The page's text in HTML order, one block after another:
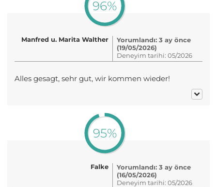
96%
Manfred u. Marita Walther
Yorumlandı: 3 ay önce
(19/05/2026)
Deneyim tarihi: 05/2026
Alles gesagt, sehr gut, wir kommen wieder!
95%
Falke
Yorumlandı: 3 ay önce
(16/05/2026)
Deneyim tarihi: 05/2026